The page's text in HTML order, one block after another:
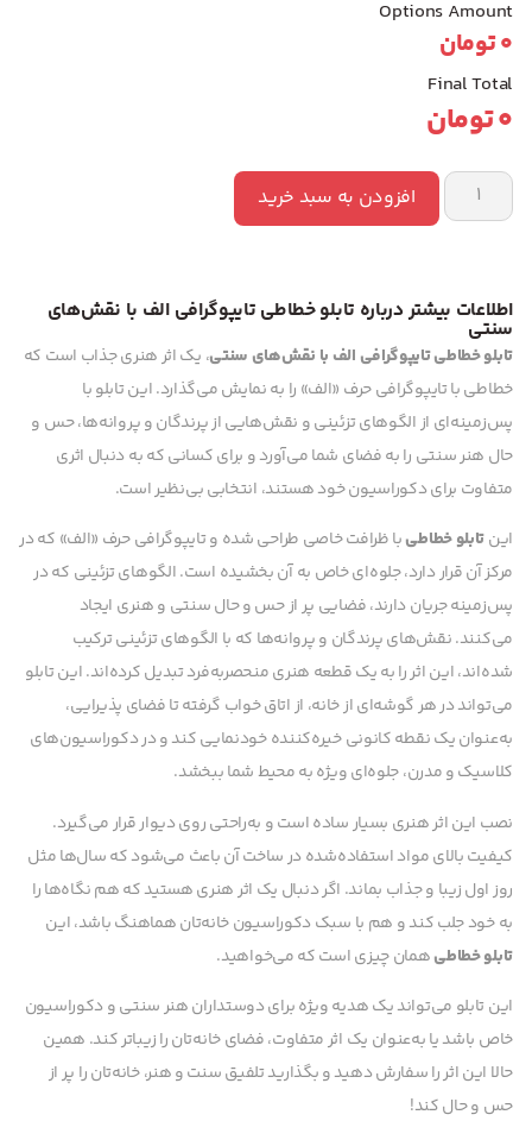
Options Amount
0تومان
Final Total
0تومان
افزودن به سبد خرید
اطلاعات بیشتر درباره تابلو خطاطی تایپوگرافی الف با نقش‌های
سنتی
تابلو خطاطی تایپوگرافی الف با نقش‌های سنتی، یک اثر هنری جذاب است که
خطاطی با تایپوگرافی حرف «الف» را به نمایش می‌گذارد. این تابلو با
پس‌زمینه‌ای از الگوهای تزئینی و نقش‌هایی از پرندگان و پروانه‌ها، حس و
حال هنر سنتی را به فضای شما می‌آورد و برای کسانی که به دنبال اثری
متفاوت برای دکوراسیون خود هستند، انتخابی بی‌نظیر است.
اینتابلو خطاطیبا ظرافت خاصی طراحی شده و تایپوگرافی حرف «الف» که در
مرکز آن قرار دارد، جلوه‌ای خاص به آن بخشیده است. الگوهای تزئینی که در
پس‌زمینه جریان دارند، فضایی پر از حس و حال سنتی و هنری ایجاد
می‌کنند. نقش‌های پرندگان و پروانه‌ها که با الگوهای تزئینی ترکیب
شده‌اند، این اثر را به یک قطعه هنری منحصربه‌فرد تبدیل کرده‌اند. این تابلو
می‌تواند در هر گوشه‌ای از خانه، از اتاق خواب گرفته تا فضای پذیرایی،
به‌عنوان یک نقطه کانونی خیره‌کننده خودنمایی کند و در دکوراسیون‌های
کلاسیک و مدرن، جلوه‌ای ویژه به محیط شما ببخشد.
نصب این اثر هنری بسیار ساده است و به‌راحتی روی دیوار قرار می‌گیرد.
کیفیت بالای مواد استفاده‌شده در ساخت آن باعث می‌شود که سال‌ها مثل
روز اول زیبا و جذاب بماند. اگر دنبال یک اثر هنری هستید که هم نگاه‌ها را
به خود جلب کند و هم با سبک دکوراسیون خانه‌تان هماهنگ باشد، این
تابلو خطاطیهمان چیزی است که می‌خواهید.
این تابلو می‌تواند یک هدیه ویژه برای دوستداران هنر سنتی و دکوراسیون
خاص باشد یا به‌عنوان یک اثر متفاوت، فضای خانه‌تان را زیباتر کند. همین
حالا این اثر را سفارش دهید و بگذارید تلفیق سنت و هنر، خانه‌تان را پر از
حس و حال کند!